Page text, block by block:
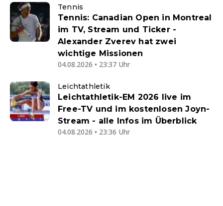
Tennis
Tennis: Canadian Open in Montreal
im TV, Stream und Ticker -
Alexander Zverev hat zwei
wichtige Missionen
04.08.2026 • 23:37 Uhr
Leichtathletik
Leichtathletik-EM 2026 live im
Free-TV und im kostenlosen Joyn-
Stream - alle Infos im Überblick
04.08.2026 • 23:36 Uhr